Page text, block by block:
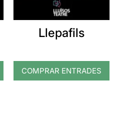
Llepafils
COMPRAR ENTRADES